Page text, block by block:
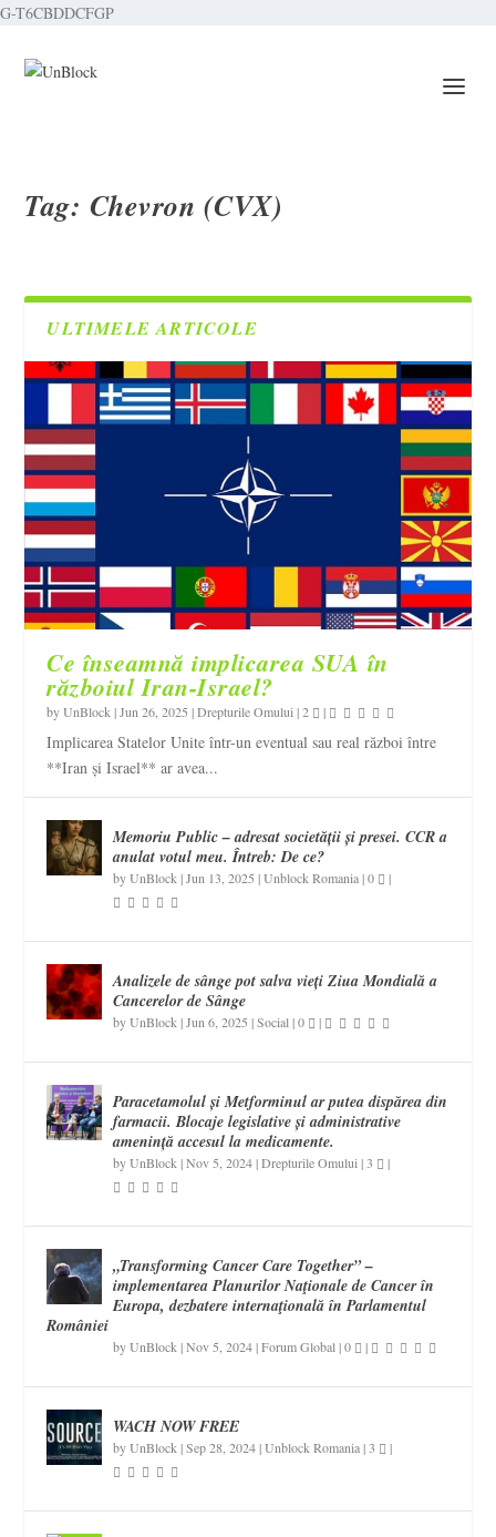
G-T6CBDDCFGP
Tag: Chevron (CVX)
ULTIMELE ARTICOLE
Ce înseamnă implicarea SUA în
războiul Iran-Israel?
byUnBlock |Jun 26, 2025 |Drepturile Omului |2 |
Implicarea Statelor Unite într-un eventual sau real război între
**Iran și Israel** ar avea...
Memoriu Public – adresat societății și presei. CCR a
anulat votul meu. Întreb: De ce?
byUnBlock |Jun 13, 2025 |Unblock Romania|0 |
Analizele de sânge pot salva vieți Ziua Mondială a
Cancerelor de Sânge
byUnBlock |Jun 6, 2025 |Social |0 |
Paracetamolul și Metforminul ar putea dispărea din
farmacii. Blocaje legislative și administrative
amenință accesul la medicamente.
byUnBlock |Nov 5, 2024|Drepturile Omului |3 |
„Transforming Cancer Care Together” –
implementarea Planurilor Naţionale de Cancer în
Europa, dezbatere internaţională în Parlamentul
României
byUnBlock |Nov 5, 2024|Forum Global |0 |
WACH NOW FREE
byUnBlock |Sep 28, 2024|Unblock Romania|3 |